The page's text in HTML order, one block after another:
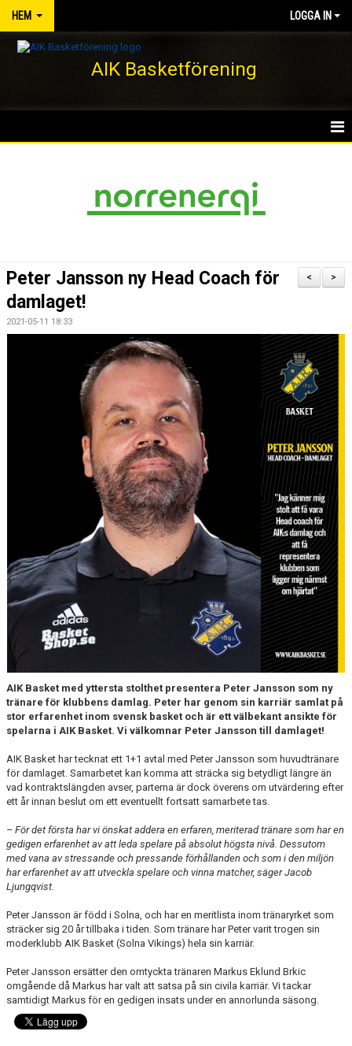
HEM LOGGA IN
AIK Basketförening
DOKUMENT
ELITE WINTER CUP
AIK.SE
>
<
Peter Jansson ny Head Coach för
damlaget!
2021-05-11 18:33
AIK Basket med yttersta stolthet presentera Peter Jansson som ny
tränare för klubbens damlag. Peter har genom sin karriär samlat på
stor erfarenhet inom svensk basket och är ett välbekant ansikte för
spelarna i AIK Basket. Vi välkomnar Peter Jansson till damlaget!
AIK Basket har tecknat ett 1+1 avtal med Peter Jansson som huvudtränare
för damlaget. Samarbetet kan komma att sträcka sig betydligt längre än
vad kontraktslängden avser, parterna är dock överens om utvärdering efter
ett år innan beslut om ett eventuellt fortsatt samarbete tas.
– För det första har vi önskat addera en erfaren, meriterad tränare som har en
gedigen erfarenhet av att leda spelare på absolut högsta nivå. Dessutom
med vana av stressande och pressande förhållanden och som i den miljön
har erfarenhet av att utveckla spelare och vinna matcher, säger Jacob
Ljungqvist.
Peter Jansson är född i Solna, och har en meritlista inom tränaryrket som
sträcker sig 20 år tillbaka i tiden. Som tränare har Peter varit trogen sin
moderklubb AIK Basket (Solna Vikings) hela sin karriär.
Peter Jansson ersätter den omtyckta tränaren Markus Eklund Brkic
omgående då Markus har valt att satsa på sin civila karriär. Vi tackar
samtidigt Markus för en gedigen insats under en annorlunda säsong.